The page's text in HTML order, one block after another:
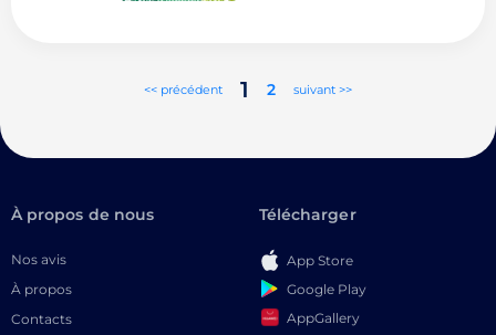
<< précédent 1 2 suivant >>
À propos de nous
Nos avis
À propos
Contacts
Télécharger
App Store
Google Play
AppGallery